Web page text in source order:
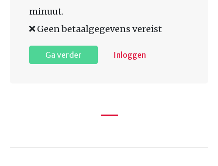
minuut.
Geen betaalgegevens vereist
Ga verder Inloggen